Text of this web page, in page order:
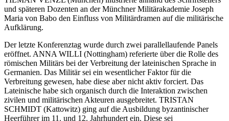
und späteren Dozenten an der Münchner Militärakademie Joseph
Maria von Babo den Einfluss von Militärdramen auf die militärische
Aufklärung.
Der letzte Konferenztag wurde durch zwei parallellaufende Panels
eröffnet. ANNA WILLI (Nottingham) referierte über die Rolle des
römischen Militärs bei der Verbreitung der lateinischen Sprache in
Germanien. Das Militär sei ein wesentlicher Faktor für die
Verbreitung gewesen, habe diese aber nicht aktiv forciert. Das
Lateinische habe sich organisch durch die Interaktion zwischen
zivilen und militärischen Akteuren ausgebreitet. TRISTAN
SCHMIDT (Kattowitz) ging auf die Ausbildung byzantinischer
Heerführer im 11. und 12. Jahrhundert ein. Diese sei